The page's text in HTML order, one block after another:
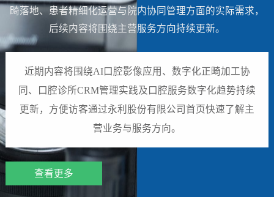
畸落地、患者精细化运营与院内协同管理方面的实际需求，
后续内容将围绕主营服务方向持续更新。
近期内容将围绕AI口腔影像应用、数字化正畸加工协
同、口腔诊所CRM管理实践及口腔服务数字化趋势持续
更新，方便访客通过永利股份有限公司首页快速了解主
营业务与服务方向。
查看更多